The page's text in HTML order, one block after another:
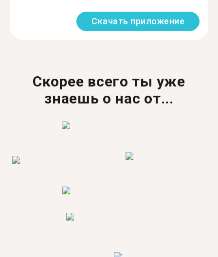
Скачать приложение
Скорее всего ты уже
знаешь о нас от...